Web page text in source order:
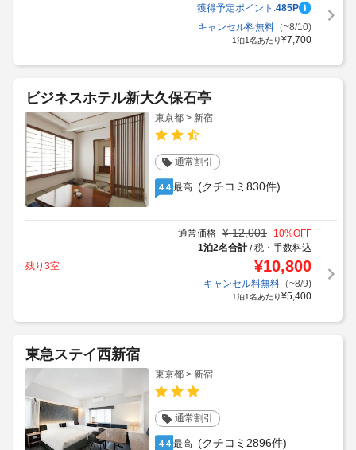
獲得予定ポイント:485P
キャンセル料無料（~8/10)
1泊1名あたり¥7,700
ビジネスホテル新大久保石亭
東京都 > 新宿
通常割引
4.4 最高 (クチコミ830件)
通常価格 ¥ 12,001 10%OFF
1泊2名合計/税・手数料込
残り3室
¥10,800
キャンセル料無料（~8/9)
1泊1名あたり¥5,400
東急ステイ西新宿
東京都 > 新宿
通常割引
4.4 最高 (クチコミ2896件)